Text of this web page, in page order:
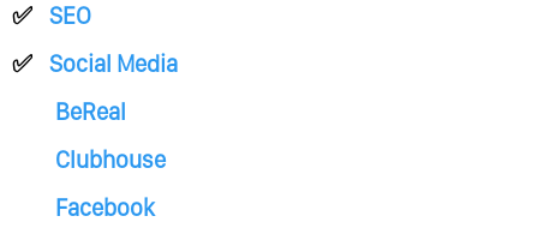
SEO
Social Media
BeReal
Clubhouse
Facebook